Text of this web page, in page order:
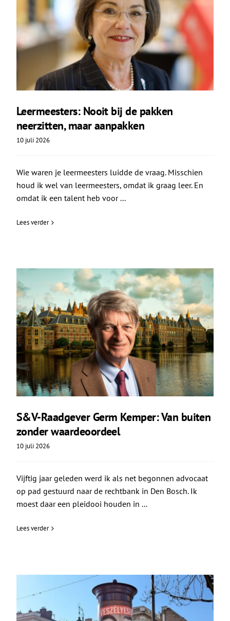
Leermeesters: Nooit bij de pakken
neerzitten, maar aanpakken
10 juli 2026
Wie waren je leermeesters luidde de vraag. Misschien
houd ik wel van leermeesters, omdat ik graag leer. En
omdat ik een talent heb voor ...
Lees verder
S&V-Raadgever Germ Kemper: Van buiten
zonder waardeoordeel
10 juli 2026
Vijftig jaar geleden werd ik als net begonnen advocaat
op pad gestuurd naar de rechtbank in Den Bosch. Ik
moest daar een pleidooi houden in ...
Lees verder